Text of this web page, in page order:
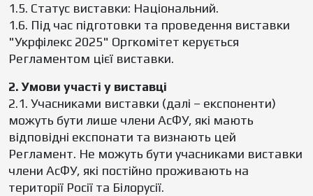
1.5. Статус виставки: Національний.
1.6. Під час підготовки та проведення виставки
"Укрфілекс 2025" Оргкомітет керується
Регламентом цієї виставки.
2. Умови участі у виставці
2.1. Учасниками виставки (далі – експоненти)
можуть бути лише члени АсФУ, які мають
відповідні експонати та визнають цей
Регламент. Не можуть бути учасниками виставки
члени АсФУ, які постійно проживають на
території Росії та Білорусії.